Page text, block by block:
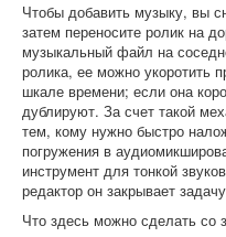
Чтобы добавить музыку, вы
затем переносите ролик на
музыкальный файл на
ролика, ее можно укоротить
шкале времени; если она
дублируют. За счет такой
тем, кому нужно быстро
погружения в
инструмент для тонкой
редактор он закрывает
Что здесь можно сделать со